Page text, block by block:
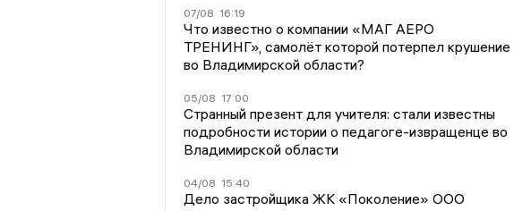
07/08 16:19
Что известно о компании «МАГ АЕРО
ТРЕНИНГ», самолёт которой потерпел крушение
во Владимирской области?
05/08 17:00
Странный презент для учителя: стали известны
подробности истории о педагоге-извращенце во
Владимирской области
04/08 15:40
Дело застройщика ЖК «Поколение» ООО